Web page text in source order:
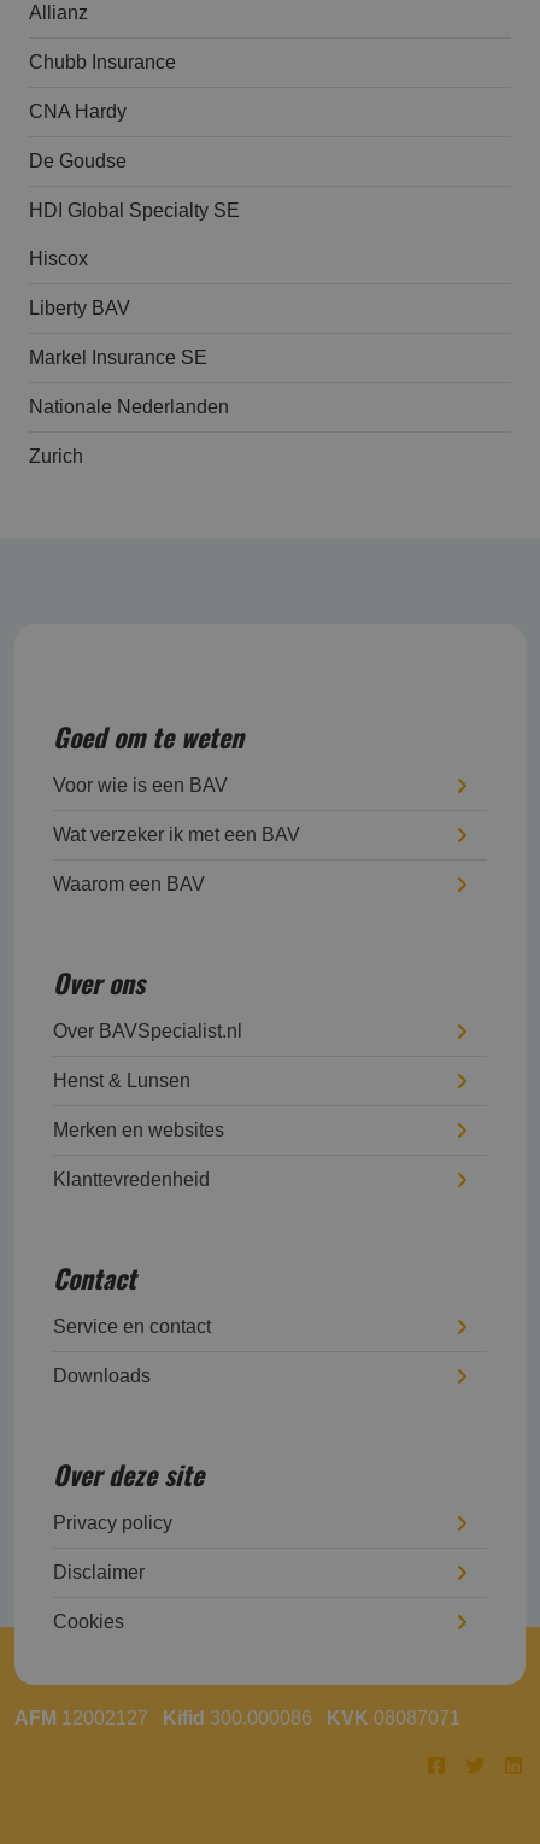
Allianz
Chubb Insurance
CNA Hardy
De Goudse
HDI Global Specialty SE
Hiscox
Liberty BAV
Markel Insurance SE
Nationale Nederlanden
Zurich
Goed om te weten
Voor wie is een BAV
Wat verzeker ik met een BAV
Waarom een BAV
Over ons
Over BAVSpecialist.nl
Henst & Lunsen
Merken en websites
Klanttevredenheid
Contact
Service en contact
Downloads
Over deze site
Privacy policy
Disclaimer
Cookies
AFM 12002127 Kifid 300.000086 KVK 08087071